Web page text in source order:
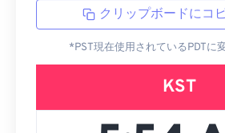
クリップボードにコ
*PST現在使用されているPDTに
KST